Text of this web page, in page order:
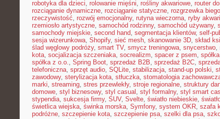
robotyka dla dzieci, rolowanie mięśni, rośliny akwariowe, router
rozciąganie dynamiczne, rozciąganie statyczne, rozgrzewka
rzeczywistość, rozwój emocjonalny, rutyna wieczorna, ryby
rzemiosło artystyczne, samochód rodzinny, samochód używany,
samochody miejskie, second hand, segmentacja klientów, self-
sesja wizerunkowa, Shopify, sieć mesh, skanowanie 3D, skład
ślad węglowy podróży, smart TV, smycz treningowa, snycerstwo,
kota, socjalizacja szczeniaka, socrealizm, spacer z psem,
spółka z o.o., Spring Boot, sprzedaż B2B, sprzedaż B2C,
telefoniczna, sprzęt audio, SQLite, stabilizacja, stand-up polski,
zawodowy, sterylizacja kota, stłuczka, stomatologia
marki, streaming, stres przewlekły, stroje regionalne, struktury
domowe, styl biznesowy, styl casual , styl formalny, styl smart
stypendia, sukcesja firmy, SUV, Svelte, światło niebieskie,
świetlica wiejska, świnka morska, Symfony, system OKR, szafa
podróżne, szczepienie kota, szczepienie psa, szelki dla psa,